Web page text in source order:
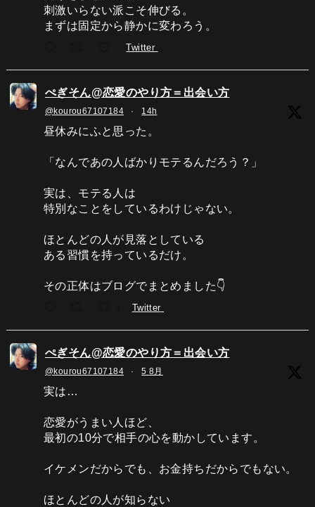
刺激いらない派こそ伸びる。
まずは固定から静かに変わろう。
Twitter
ぺぎそん@恋愛のやり方＝出会い方
@kourou67107184 · 14h
昼休みにふと思った。
「なんであの人ばかりモテるんだろう？」
実は、モテる人は
特別なことをしているわけじゃない。
ほとんどの人が見落としている
ある習慣を持っているだけ。
その正体はブログでまとめました👇
Twitter
ぺぎそん@恋愛のやり方＝出会い方
@kourou67107184 · 5 8月
実は…
恋愛がうまい人ほど、
最初の10分で相手の心を動かしています。
イケメンだからでも、お金持ちだからでもない。
ほとんどの人が知らない